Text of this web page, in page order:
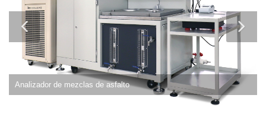
Analizador de mezclas de asfalto